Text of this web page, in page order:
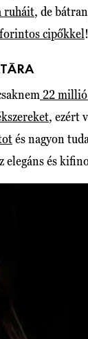
ruháit, de
cipőkkel!
22
, ezért
és nagyon
elegáns és